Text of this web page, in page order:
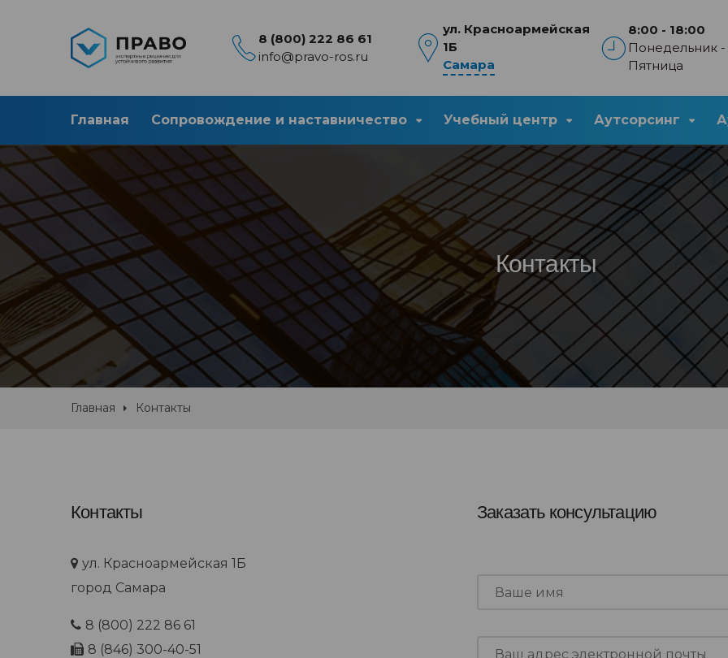
8 (800) 222 86 61
info@pravo-ros.ru
ул. Красноармейская
1Б
Самара
8:00 - 18:00
Понедельник -
Пятница
Главная Сопровождение и наставничество Учебный центр Аутсорсинг
Контакты
Главная Контакты
Контакты
ул. Красноармейская 1Б
город Самара
8 (800) 222 86 61
8 (846) 300-40-51
Заказать консультацию